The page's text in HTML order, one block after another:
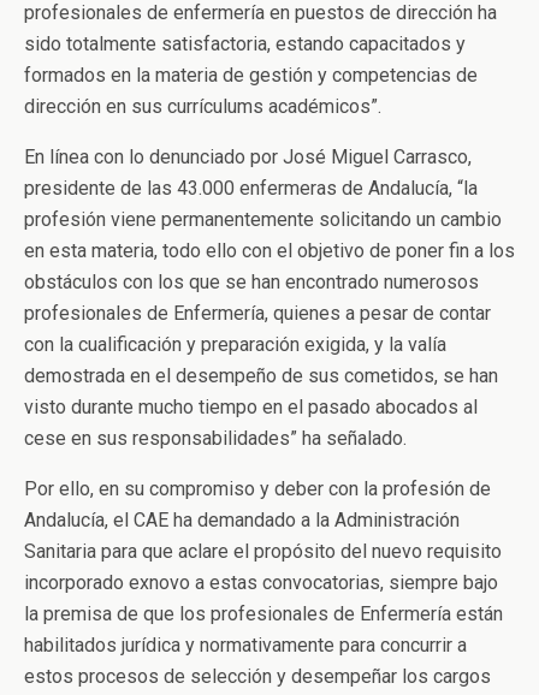
profesionales de enfermería en puestos de dirección ha
sido totalmente satisfactoria, estando capacitados y
formados en la materia de gestión y competencias de
dirección en sus currículums académicos”.
En línea con lo denunciado por José Miguel Carrasco,
presidente de las 43.000 enfermeras de Andalucía, “la
profesión viene permanentemente solicitando un cambio
en esta materia, todo ello con el objetivo de poner fin a los
obstáculos con los que se han encontrado numerosos
profesionales de Enfermería, quienes a pesar de contar
con la cualificación y preparación exigida, y la valía
demostrada en el desempeño de sus cometidos, se han
visto durante mucho tiempo en el pasado abocados al
cese en sus responsabilidades” ha señalado.
Por ello, en su compromiso y deber con la profesión de
Andalucía, el CAE ha demandado a la Administración
Sanitaria para que aclare el propósito del nuevo requisito
incorporado exnovo a estas convocatorias, siempre bajo
la premisa de que los profesionales de Enfermería están
habilitados jurídica y normativamente para concurrir a
estos procesos de selección y desempeñar los cargos